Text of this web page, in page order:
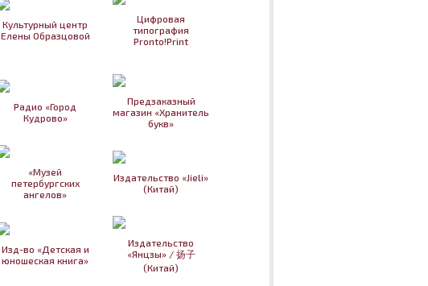
Культурный центр
Елены Образцовой
Цифровая
типография
Pronto!Print
Радио «Город
Кудрово»
Предзаказный
магазин «Хранитель
букв»
«Музей
петербургских
ангелов»
Издательство «Jieli»
(Китай)
Изд-во «Детская и
юношеская книга»
Издательство
«Янцзы» / 扬子
(Китай)